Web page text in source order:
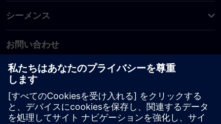
シーメンス
お問い合わせ
PLM製品のお問い合わせ
EDA製品のお問い合わせ
世界各地の事業拠点
サポート・センター